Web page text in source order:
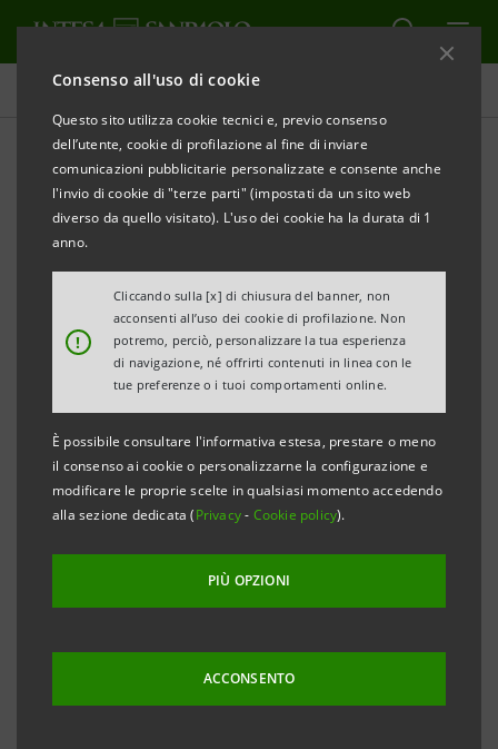
Consenso all'uso di cookie
Questo sito utilizza cookie tecnici e, previo consenso
dell’utente, cookie di profilazione al fine di inviare
comunicazioni pubblicitarie personalizzate e consente anche
l'invio di cookie di "terze parti" (impostati da un sito web
diverso da quello visitato). L'uso dei cookie ha la durata di 1
anno.
!
Cliccando sulla [x] di chiusura del banner, non
acconsenti all’uso dei cookie di profilazione. Non
potremo, perciò, personalizzare la tua esperienza
di navigazione, né offrirti contenuti in linea con le
tue preferenze o i tuoi comportamenti online.
È possibile consultare l'informativa estesa, prestare o meno
il consenso ai cookie o personalizzarne la configurazione e
modificare le proprie scelte in qualsiasi momento accedendo
alla sezione dedicata (Privacy- Cookie policy).
PIÙ OPZIONI
ACCONSENTO
Comunicati stampa
STAMPA AGGIORNA
GUCCI E INTESA SANPAOLO PER SUPPORTARE LE
ECCELLENZE PRODUTTIVE DEL MADE IN ITALY CON
IL PROGRAMMA “SVILUPPO FILIERE”
Obiettivo della collaborazione è il sostegno
alle aziende della filiera Gucci per progetti di
crescita sul territorio, programmi di
internazionalizzazione e di rinnovamento delle
strutture produttive.
Le aziende, in virtù dell’appartenenza alla